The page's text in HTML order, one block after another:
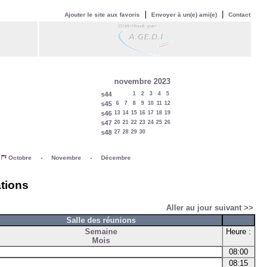
Ajouter le site aux favoris Envoyer à un(e) ami(e) Contact
novembre 2023
s44 1 2 3 4 5
s45 6 7 8 9 10 11 12
s46 13 14 15 16 17 18 19
s47 20 21 22 23 24 25 26
s48 27 28 29 30
Octobre - Novembre - Décembre
Aller au jour suivant >>
Salle des réunions
Semaine
Mois
Heure :
08:00
08:15